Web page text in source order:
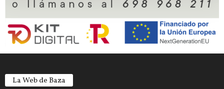
La Web de Baza